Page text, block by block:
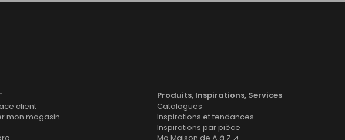
client
mon magasin
Produits, Inspirations, Services
Catalogues
Inspirations et tendances
Inspirations par pièce